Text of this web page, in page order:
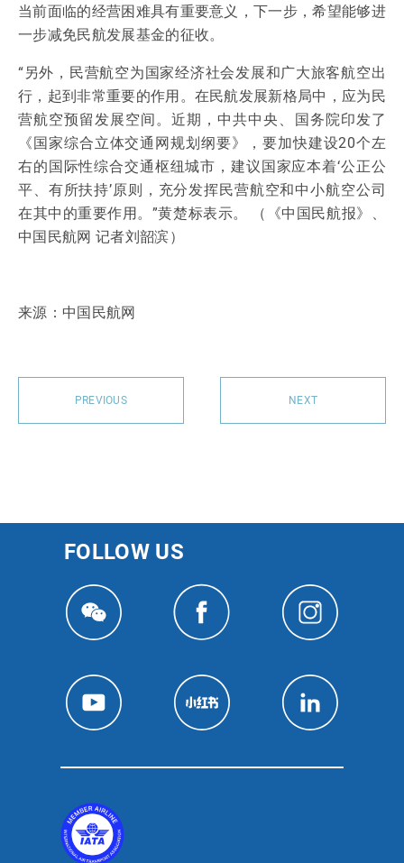
当前面临的经营困难具有重要意义，下一步，希望能够进
一步减免民航发展基金的征收。
“另外，民营航空为国家经济社会发展和广大旅客航空出
行，起到非常重要的作用。在民航发展新格局中，应为民
营航空预留发展空间。近期，中共中央、国务院印发了
《国家综合立体交通网规划纲要》，要加快建设20个左
右的国际性综合交通枢纽城市，建议国家应本着‘公正公
平、有所扶持’原则，充分发挥民营航空和中小航空公司
在其中的重要作用。”黄楚标表示。 （《中国民航报》、
中国民航网 记者刘韶滨）
来源：中国民航网
PREVIOUS NEXT
FOLLOW US